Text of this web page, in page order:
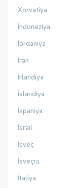
Xorvatiya
İndoneziya
İordaniya
İran
İrlandiya
İslandiya
İspaniya
İsrail
İsveç
İsveçrə
İtaliya